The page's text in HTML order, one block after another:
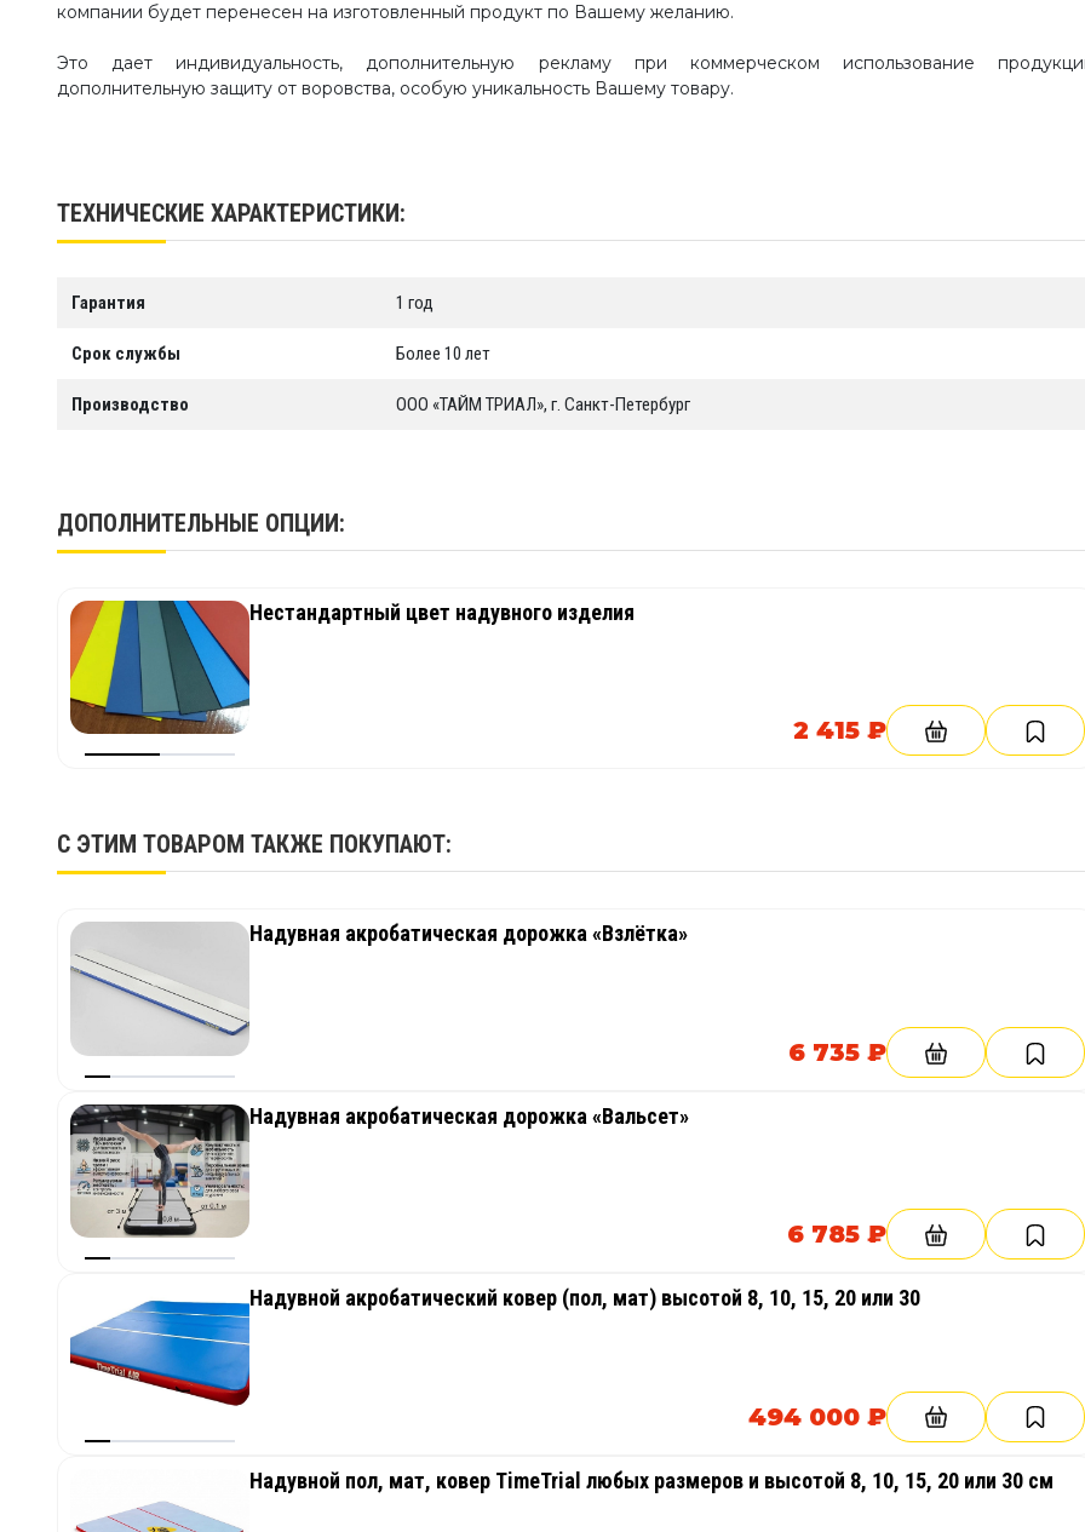
компании будет перенесен на изготовленный продукт по Вашему желанию.
Это дает индивидуальность, дополнительную рекламу при коммерческом использование
дополнительную защиту от воровства, особую уникальность Вашему товару.
ТЕХНИЧЕСКИЕ ХАРАКТЕРИСТИКИ:
Гарантия 1 год
Срок службы Более 10 лет
Производство ООО «ТАЙМ ТРИАЛ», г. Санкт-Петербург
ДОПОЛНИТЕЛЬНЫЕ ОПЦИИ:
Нестандартный цвет надувного изделия
2 415 ₽
С ЭТИМ ТОВАРОМ ТАКЖЕ ПОКУПАЮТ:
Надувная акробатическая дорожка «Взлётка»
6 735 ₽
Надувная акробатическая дорожка «Вальсет»
6 785 ₽
Надувной акробатический ковер (пол, мат) высотой 8, 10, 15, 20 или 30
494 000 ₽
Надувной пол, мат, ковер TimeTrial любых размеров и высотой 8, 10, 15, 20 или 30 см